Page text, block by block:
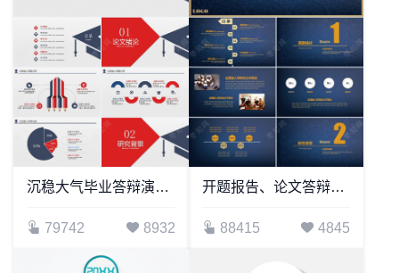
沉稳大气毕业答辩演讲辩论教育课件PPT模板
79742 8932
开题报告、论文答辩学术类通用PPT模版
88415 4845